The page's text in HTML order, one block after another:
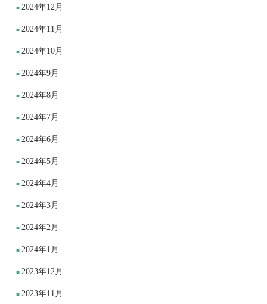
2024年12月
2024年11月
2024年10月
2024年9月
2024年8月
2024年7月
2024年6月
2024年5月
2024年4月
2024年3月
2024年2月
2024年1月
2023年12月
2023年11月